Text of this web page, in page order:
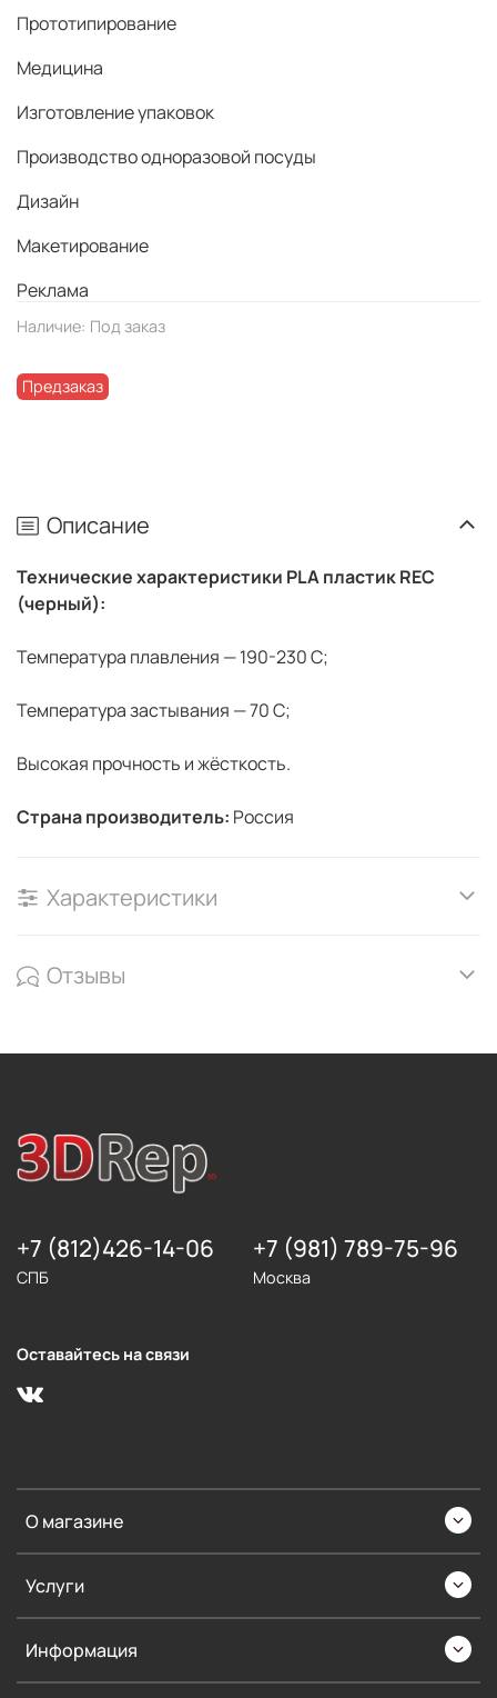
Наличие: Под заказ
Предзаказ
Прототипирование
Медицина
Изготовление упаковок
Производство одноразовой посуды
Дизайн
Макетирование
Реклама
Описание
Технические характеристики PLA пластик REC
(черный):
Температура плавления — 190-230 С;
Температура застывания — 70 С;
Высокая прочность и жёсткость.
Страна производитель: Россия
Характеристики
Отзывы
О магазине
Услуги
Информация
+7 (812)426-14-06
СПБ
+7 (981) 789-75-96
Москва
Оставайтесь на связи